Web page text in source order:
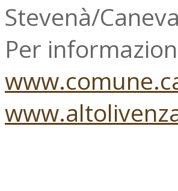
Stevenà/
Per